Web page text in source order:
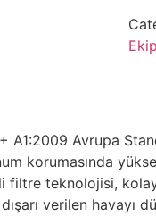
A1:2009 Avrupa
korumasında
filtre teknolojisi,
verilen havayı